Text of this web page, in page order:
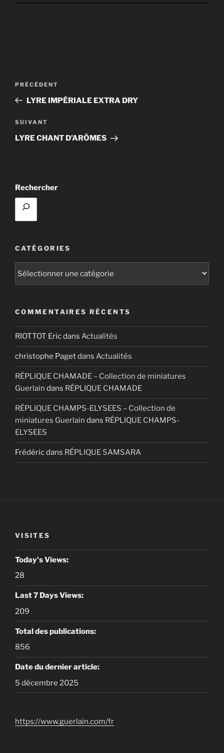
Navigation
l’article
Article
précédent
PRÉCÉDENT
LYRE IMPÉRIALE EXTRA DRY
Article
suivant
SUIVANT
LYRE CHANT D’ARÔMES
Rechercher
CATÉGORIES
COMMENTAIRES RÉCENTS
RIOTTOT Ericdans Actualités
christophe Pagetdans Actualités
RÉPLIQUE CHAMADE – Collection de miniatures
Guerlain dans RÉPLIQUE CHAMADE
RÉPLIQUE CHAMPS-ELYSEES – Collection de
miniatures Guerlain dans RÉPLIQUE CHAMPS-
ELYSEES
Frédéricdans RÉPLIQUE SAMSARA
VISITES
Today's Views:
28
Last 7 Days Views:
209
Total des publications:
856
Date du dernier article:
5 décembre 2025
https://www.guerlain.com/fr